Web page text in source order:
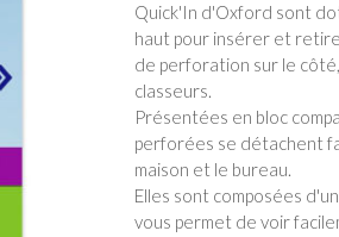
Quick'In d'Oxford sont
haut pour insérer et
de perforation sur le
classeurs.
Présentées en bloc
perforées se détachent
maison et le bureau.
Elles sont composées
vous permet de voir